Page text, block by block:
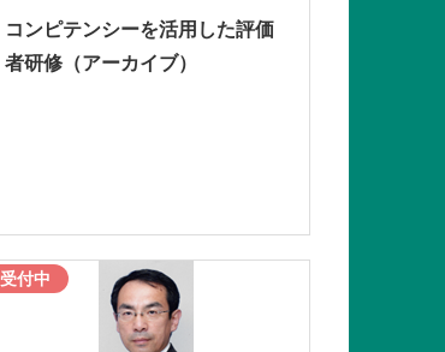
コンピテンシーを活用した評価
者研修（アーカイブ）
受付中